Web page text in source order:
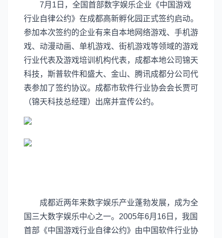
7月1日，全国首部数字娱乐企业《中国游戏
行业自律公约》在成都高新孵化园正式签约启动。
参加本次签约的企业有来自本地网络游戏、手机游
戏、动漫动画、单机游戏、街机游戏等领域的游戏
行业代表及游戏培训机构代表，成都本地公司锦天
科技，斯普软件和盛大、金山、腾讯成都分公司代
表参加了签约协议。成都市软件行业协会会长贾可
（锦天科技总经理）出席并宣传公约。
成都近两年来数字娱乐产业蓬勃发展，成为全
国三大数字娱乐中心之一。2005年6月16日，我国
首部《中国游戏行业自律公约》由中国软件行业协